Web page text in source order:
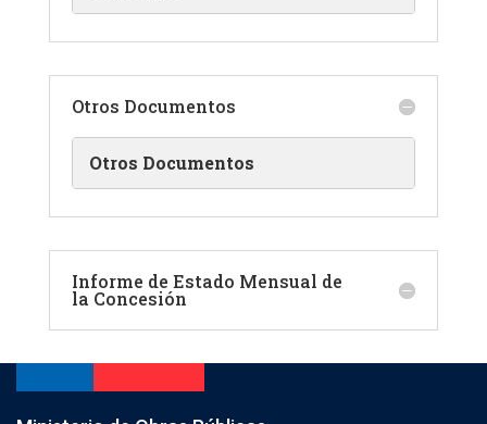
Otros Documentos
Otros Documentos
Informe de Estado Mensual de
la Concesión